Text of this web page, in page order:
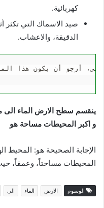
كهربائية.
صيد الاسماك التي تكثر
الدقيقة، والاعشاب.
أرجو أن يكون هذا
ينقسم سطح الارض الماء الى
و اكبر المحيطات مساحة هو
الإجابة الصحيحة هو: المحيط
المحيطات مساحتاً، وعمقاً، حيث
الوسوم الارض الماء الى